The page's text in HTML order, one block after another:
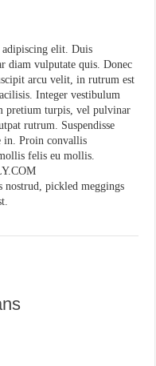
adipiscing elit. Duis
diam vulputate quis. Donec
arcu velit, in rutrum est
Integer vestibulum
pretium turpis, vel pulvinar
rutrum. Suspendisse
in. Proin convallis
felis eu mollis.
pickled meggings